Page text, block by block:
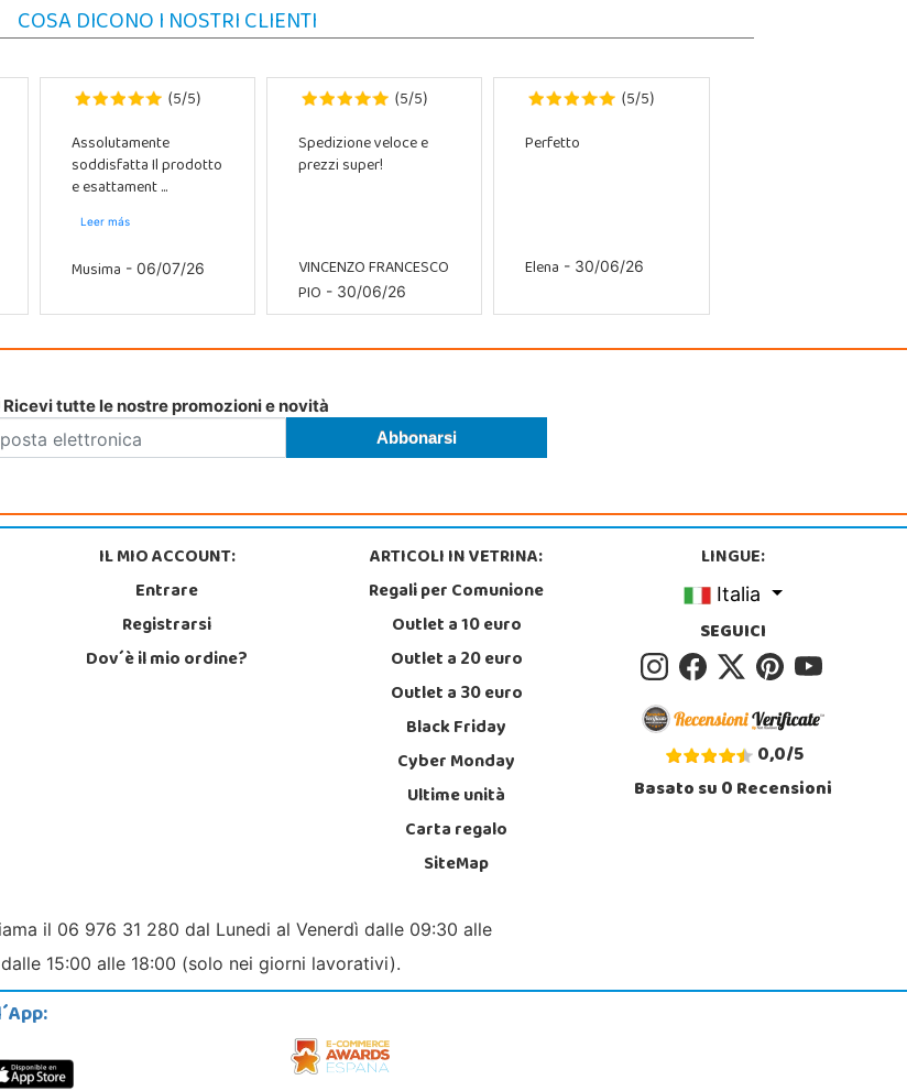
COSA DICONO I NOSTRI CLIENTI
(5/5)
Assolutamente
soddisfatta Il prodotto
e esattament ...
Leer más
Musima - 06/07/26
(5/5)
Spedizione veloce e
prezzi super!
VINCENZO FRANCESCO
PIO - 30/06/26
(5/5)
Perfetto
Elena - 30/06/26
Ricevi tutte le nostre promozioni e novità
IL MIO ACCOUNT:
Entrare
Registrarsi
Dov´è il mio ordine?
ARTICOLI IN VETRINA:
Regali per Comunione
Outlet a 10 euro
Outlet a 20 euro
Outlet a 30 euro
Black Friday
Cyber Monday
Ultime unità
Carta regalo
SiteMap
LINGUE:
Italia
SEGUICI
0,0/5
Basato su0Recensioni
il 06 976 31 280 dal Lunedi al Venerdì dalle 09:30 alle
15:00 alle 18:00 (solo nei giorni lavorativi).